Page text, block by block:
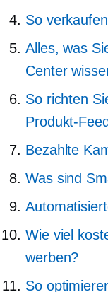
So
Alles, was
Center
So richten
Produkt-
Bezahlte
Was sind
Wie viel
werben?
So